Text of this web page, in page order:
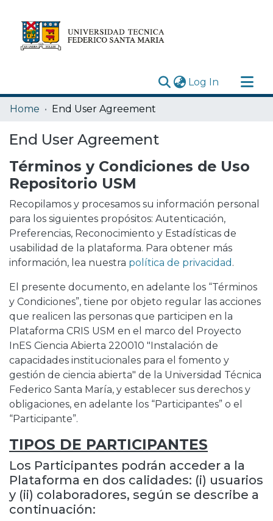
Log In (current)
Research Outputs
Acerca de
Depósito
Home End User Agreement
End User Agreement
Términos y Condiciones de Uso
Repositorio USM
Recopilamos y procesamos su información personal
para los siguientes propósitos: Autenticación,
Preferencias, Reconocimiento y Estadísticas de
usabilidad de la plataforma. Para obtener más
información, lea nuestra política de privacidad .
El presente documento, en adelante los “Términos
y Condiciones”, tiene por objeto regular las acciones
que realicen las personas que participen en la
Plataforma CRIS USM en el marco del Proyecto
InES Ciencia Abierta 220010 "Instalación de
capacidades institucionales para el fomento y
gestión de ciencia abierta" de la Universidad Técnica
Federico Santa María, y establecer sus derechos y
obligaciones, en adelante los “Participantes” o el
“Participante”.
TIPOS DE PARTICIPANTES
Los Participantes podrán acceder a la
Plataforma en dos calidades: (i) usuarios
y (ii) colaboradores, según se describe a
continuación: